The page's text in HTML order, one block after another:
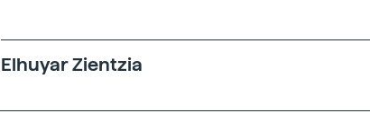
Elhuyar Zientzia